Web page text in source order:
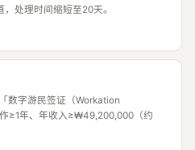
处理时间缩短至20天。
数字游民签证（Workation
≥1年、年收入≥₩49,200,000（约